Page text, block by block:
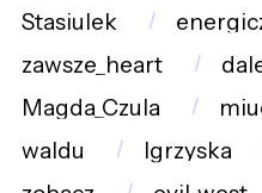
Stasiulek
zawsze_heart
Magda_Czula
waldu
Igrzyska